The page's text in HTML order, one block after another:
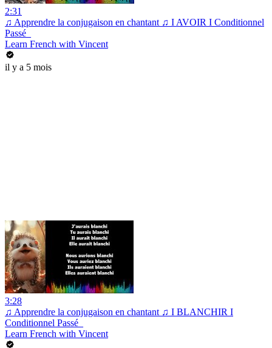
2:31
♫ Apprendre la conjugaison en chantant ♫ I AVOIR I Conditionnel
Passé_
Learn French with Vincent
il y a 5 mois
3:28
♫ Apprendre la conjugaison en chantant ♫ I BLANCHIR I
Conditionnel Passé_
Learn French with Vincent